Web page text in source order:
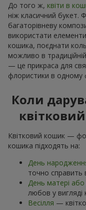
До того ж, квіти в
ніж класичний букет.
багаторівневу
використати елементи
кошика, поєднати
можливо в
— це прикраса для
флористики в одному
Коли
Квітковий кошик —
кошика підходять на:
День
точно справить
День матері
любов у вигляді
Весілля —